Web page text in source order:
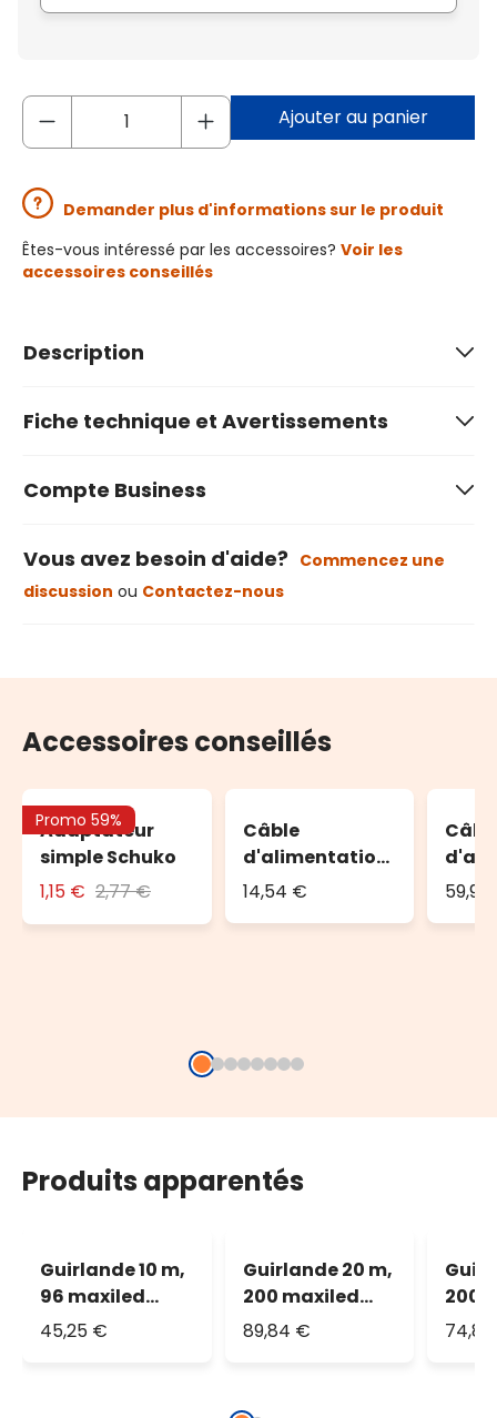
Ajouter au panier
Demander plus d'informations sur le produit
Êtes-vous intéressé par les accessoires? Voir les
accessoires conseillés
Description
Fiche technique et Avertissements
Compte Business
Vous avez besoin d'aide? Commencez une
discussion ou Contactez-nous
Accessoires conseillés
Promo 59%
Adaptateur
simple Schuko
1,15 € 2,77 €
Câble
d'alimentation
PML, 1,5 m, avec
14,54 €
Produits apparentés
Guirlande 10 m,
96 maxiled
blanc chaud,
45,25 €
Guirlande 20 m,
200 maxiled
blanc chaud,
89,84 €
200